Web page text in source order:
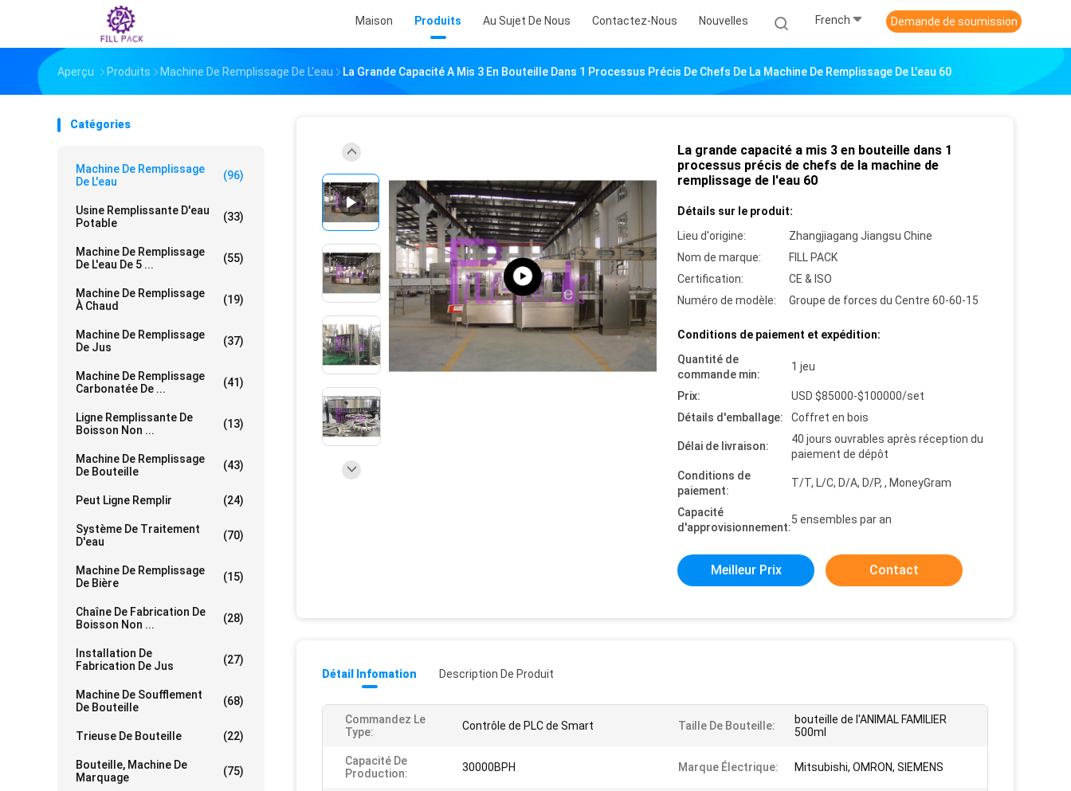
Maison Produits Au Sujet De Nous Contactez-Nous Nouvelles French Demande de soumission
Aperçu Produits Machine De Remplissage De L'eau La Grande Capacité A Mis 3 En Bouteille Dans 1 Processus Précis De Chefs De La Machine De Remplissage De L'eau 60
Catégories
Machine De Remplissage
De L'eau
(96)
Usine Remplissante D'eau
Potable
(33)
Machine De Remplissage
De L'eau De 5 ...
(55)
Machine De Remplissage
À Chaud
(19)
Machine De Remplissage
De Jus
(37)
Machine De Remplissage
Carbonatée De ...
(41)
Ligne Remplissante De
Boisson Non ...
(13)
Machine De Remplissage
De Bouteille
(43)
Peut Ligne Remplir (24)
Système De Traitement
D'eau
(70)
Machine De Remplissage
De Bière
(15)
Chaîne De Fabrication De
Boisson Non ...
(28)
Installation De
Fabrication De Jus
(27)
Machine De Soufflement
De Bouteille
(68)
Trieuse De Bouteille (22)
Bouteille, Machine De
Marquage
(75)
La grande capacité a mis 3 en bouteille dans 1
processus précis de chefs de la machine de
remplissage de l'eau 60
Détails sur le produit:
Lieu d'origine:
Zhangjiagang Jiangsu Chine
Nom de marque:
FILL PACK
Certification:
CE & ISO
Numéro de modèle:
Groupe de forces du Centre 60-60-15
Conditions de paiement et expédition:
Quantité de
commande min:
1 jeu
Prix:
USD $85000-$100000/set
Détails d'emballage:
Coffret en bois
Délai de livraison:
40 jours ouvrables après réception du
paiement de dépôt
Conditions de
paiement:
T/T, L/C, D/A, D/P, , MoneyGram
Capacité
d'approvisionnement:
5 ensembles par an
Meilleur Prix Contact
Détail Infomation Description De Produit
Commandez Le
Type:
Contrôle de PLC de Smart Taille De Bouteille:
bouteille de l'ANIMAL FAMILIER
500ml
Capacité De
Production:
30000BPH Marque Électrique: Mitsubishi, OMRON, SIEMENS